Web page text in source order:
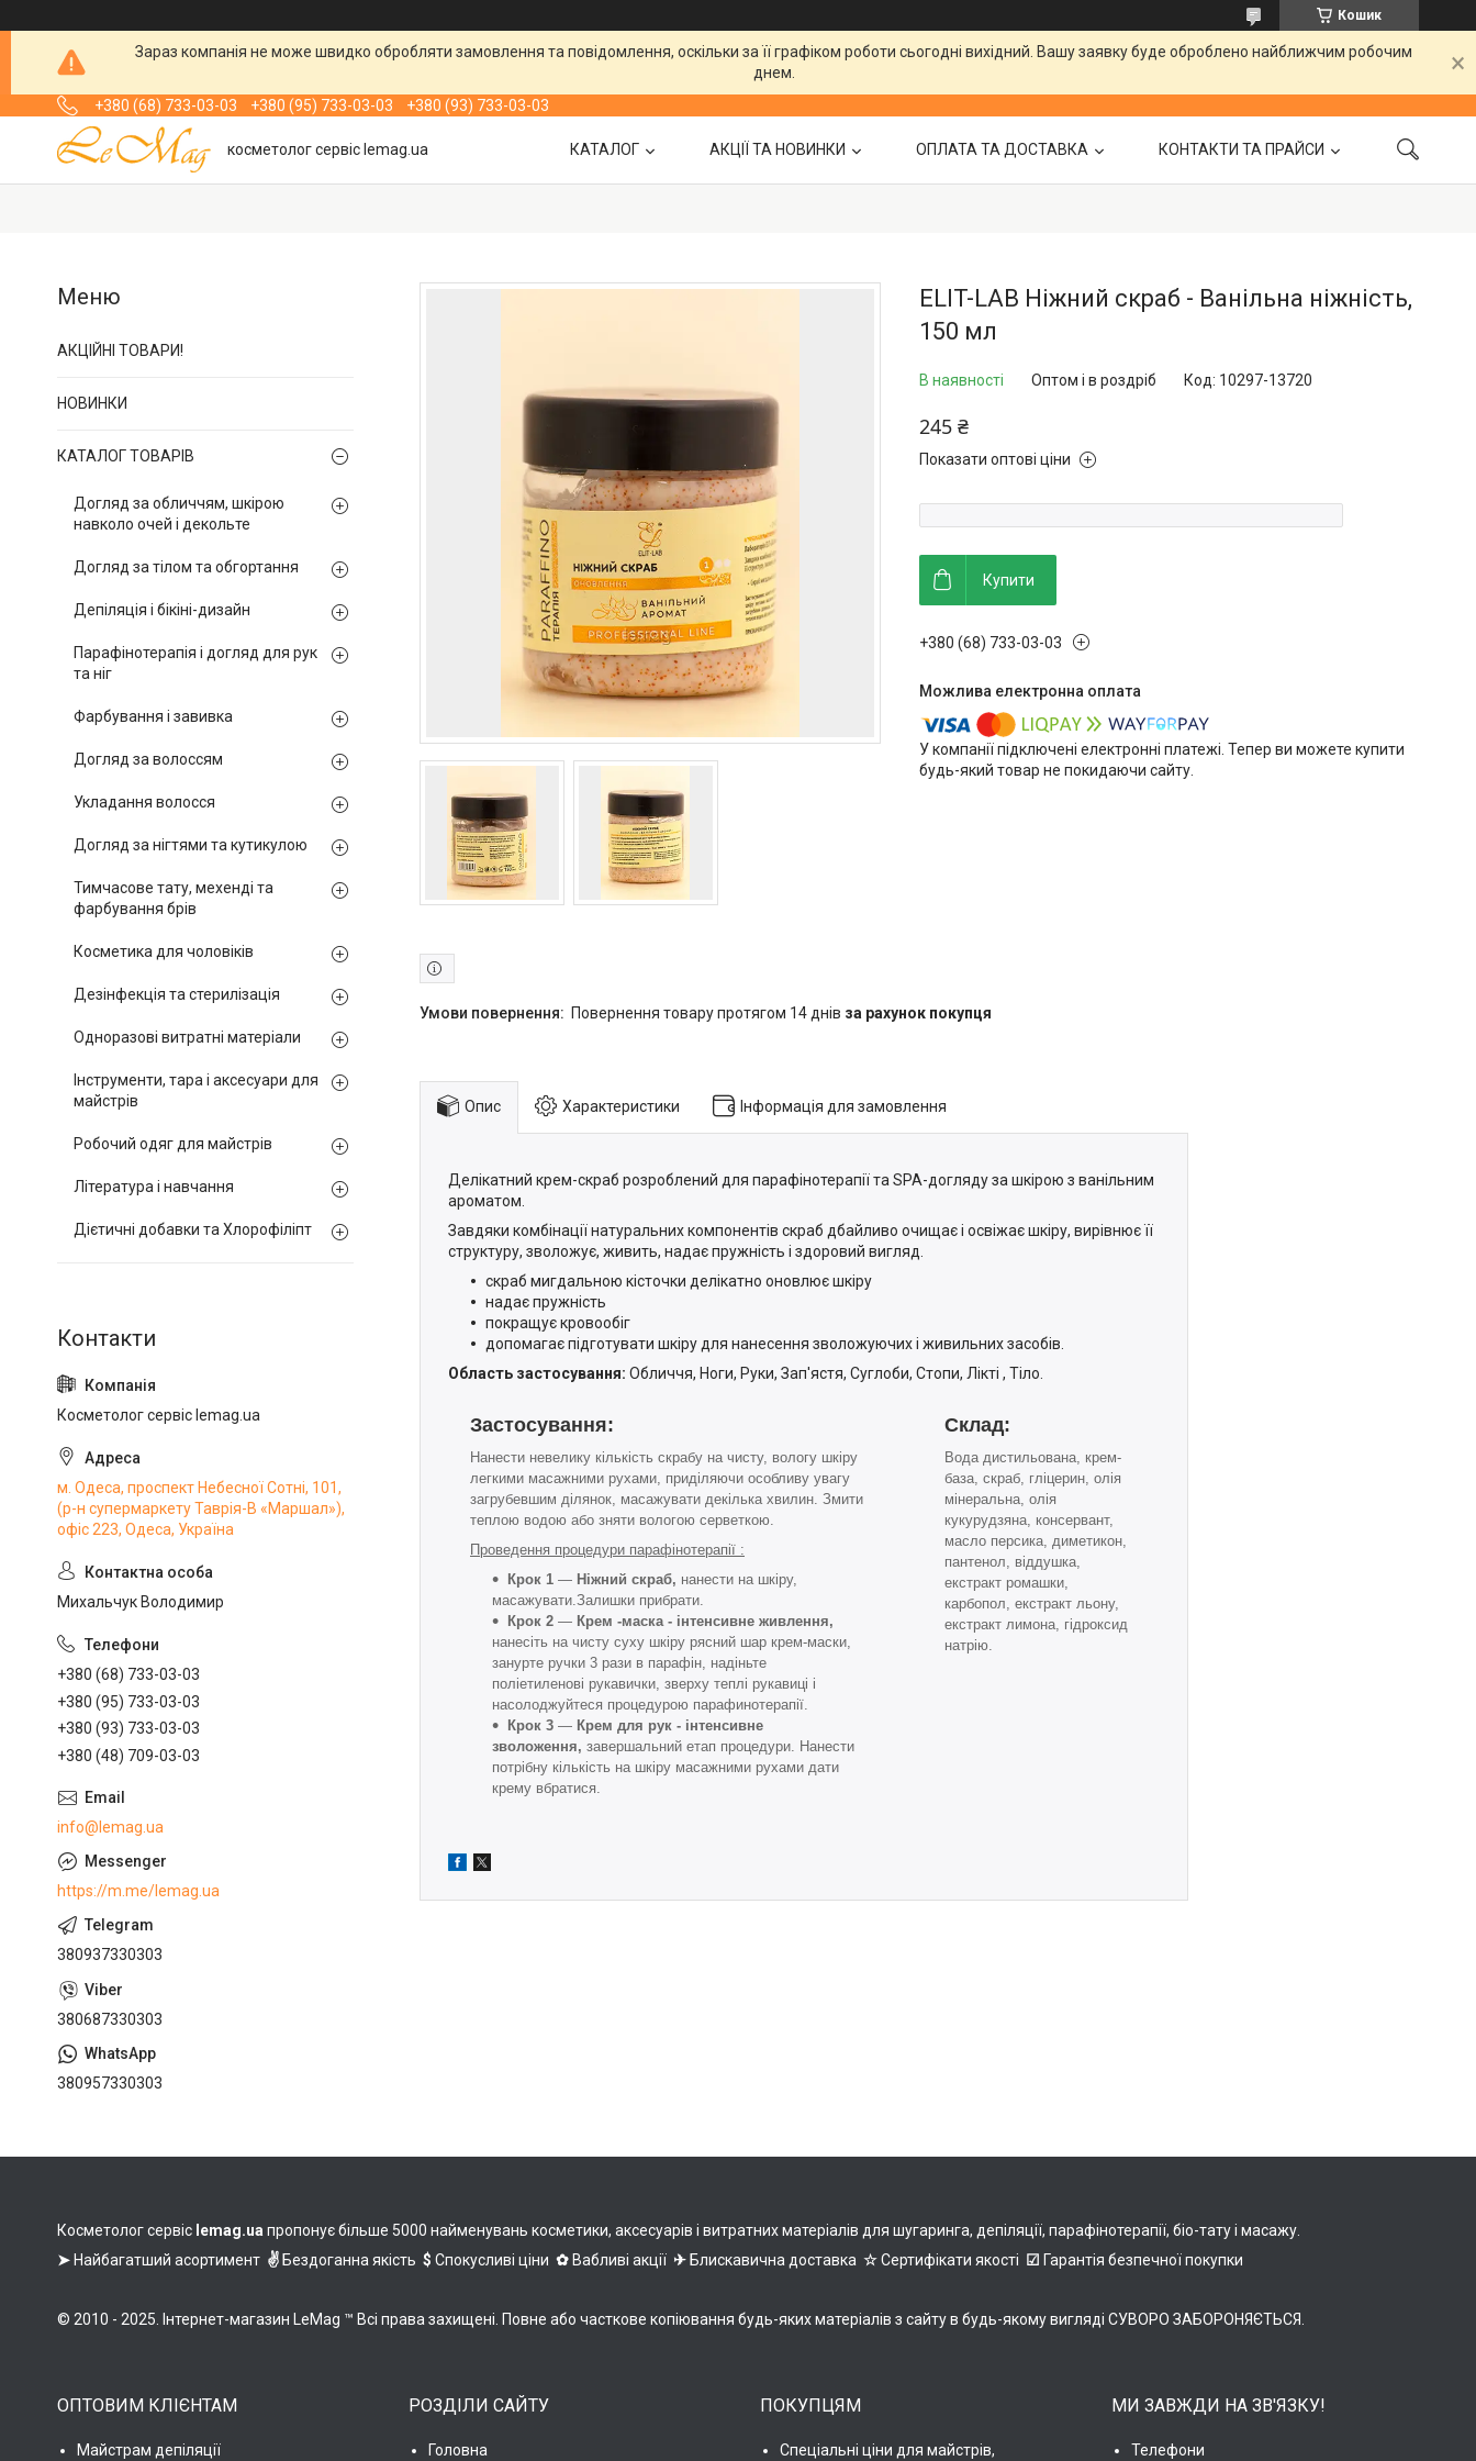
Кошик
Зараз компанія не може швидко обробляти замовлення та повідомлення, оскільки за її графіком роботи сьогодні вихідний. Вашу заявку буде оброблено найближчим робочим
днем.
+380 (68) 733-03-03
+380 (95) 733-03-03 +380 (93) 733-03-03
косметолог сервіс lemag.ua КАТАЛОГ АКЦІЇ ТА НОВИНКИ ОПЛАТА ТА ДОСТАВКА КОНТАКТИ ТА ПРАЙСИ
ELIT-LAB Ніжний скраб - Ванільна ніжність,
150 мл
В наявності Оптом і в роздріб Код: 10297-13720
245 ₴
Показати оптові ціни
Купити
+380 (68) 733-03-03
У компанії підключені електронні платежі. Тепер ви можете купити
будь-який товар не покидаючи сайту.
повернення товару протягом 14 днів за рахунок покупця
Опис Характеристики Інформація для замовлення
Делікатний крем-скраб розроблений для парафінотерапії та SPA-догляду за шкірою з ванільним
ароматом.
Завдяки комбінації натуральних компонентів скраб дбайливо очищає і освіжає шкіру, вирівнює її
структуру, зволожує, живить, надає пружність і здоровий вигляд.
скраб мигдальною кісточки делікатно оновлює шкіру
надає пружність
покращує кровообіг
допомагає підготувати шкіру для нанесення зволожуючих і живильних засобів.
Область застосування: Обличчя, Ноги, Руки, Зап'ястя, Суглоби, Стопи, Лікті , Тіло.
Застосування:
Нанести невелику кількість скрабу на чисту, вологу шкіру
легкими масажними рухами, приділяючи особливу увагу
загрубевшим ділянок, масажувати декілька хвилин. Змити
теплою водою або зняти вологою серветкою.
Проведення процедури парафінотерапії :
Крок 1 ― Ніжний скраб, нанести на шкіру,
масажувати.Залишки прибрати.
Крок 2 ― Крем -маска - інтенсивне живлення,
нанесіть на чисту суху шкіру рясний шар крем-маски,
занурте ручки 3 рази в парафін, надіньте
поліетиленові рукавички, зверху теплі рукавиці і
насолоджуйтеся процедурою парафинотерапії.
Крок 3 ― Крем для рук - інтенсивне
зволоження, завершальний етап процедури. Нанести
потрібну кількість на шкіру масажними рухами дати
крему вбратися.
Склад:
Вода дистильована, крем-
база, скраб, гліцерин, олія
мінеральна, олія
кукурудзяна, консервант,
масло персика, диметикон,
пантенол, віддушка,
екстракт ромашки,
карбопол, екстракт льону,
екстракт лимона, гідроксид
натрію.
АКЦІЙНІ ТОВАРИ!
НОВИНКИ
КАТАЛОГ ТОВАРІВ
Догляд за обличчям, шкірою
навколо очей і декольте
Догляд за тілом та обгортання
Депіляція і бікіні-дизайн
Парафінотерапія і догляд для рук
та ніг
Фарбування і завивка
Догляд за волоссям
Укладання волосся
Догляд за нігтями та кутикулою
Тимчасове тату, мехенді та
фарбування брів
Косметика для чоловіків
Дезінфекція та стерилізація
Одноразові витратні матеріали
Інструменти, тара і аксесуари для
майстрів
Робочий одяг для майстрів
Література і навчання
Дієтичні добавки та Хлорофіліпт
Косметолог сервіс lemag.ua
м. Одеса, проспект Небесної Сотні, 101,
(р-н супермаркету Таврія-В «Маршал»),
офіс 223, Одеса, Україна
Михальчук Володимир
+380 (68) 733-03-03
+380 (95) 733-03-03
+380 (93) 733-03-03
+380 (48) 709-03-03
info@lemag.ua
https://m.me/lemag.ua
380937330303
380687330303
380957330303
Косметолог сервіс lemag.ua пропонує більше 5000 найменувань косметики, аксесуарів і витратних матеріалів для шугаринга, депіляції, парафінотерапії, біо-тату і масажу.
➤ Найбагатший асортимент ✌ Бездоганна якість $ Спокусливі ціни ✿ Вабливі акції ✈ Блискавична доставка ☆Сертифікати якості ☑ Гарантія безпечної покупки
© 2010 - 2025. Інтернет-магазин LeMag ™ Всі права захищені. Повне або часткове копіювання будь-яких матеріалів з сайту в будь-якому вигляді СУВОРО ЗАБОРОНЯЄТЬСЯ.
ОПТОВИМ КЛІЄНТАМ
Майстрам депіляції
РОЗДІЛИ САЙТУ
Головна
ПОКУПЦЯМ
Спеціальні ціни для майстрів,
МИ ЗАВЖДИ НА ЗВ'ЯЗКУ!
Телефони